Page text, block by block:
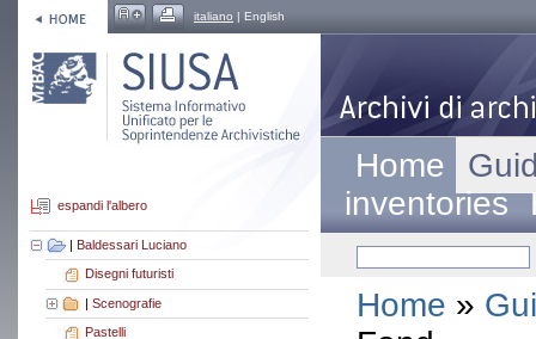
italiano | English
espandi l'albero
| Baldessari Luciano
Disegni futuristi
| Scenografie
Pastelli
Home
inventories
Home »